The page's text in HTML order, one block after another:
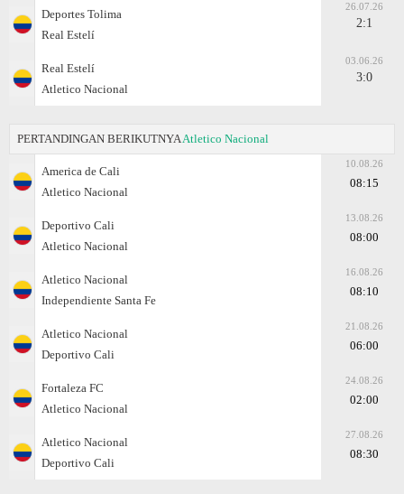
Deportes Tolima
Real Estelí
26.07.26
2:1
Real Estelí
Atletico Nacional
03.06.26
3:0
PERTANDINGAN BERIKUTNYA Atletico Nacional
America de Cali
Atletico Nacional
10.08.26
08:15
Deportivo Cali
Atletico Nacional
13.08.26
08:00
Atletico Nacional
Independiente Santa Fe
16.08.26
08:10
Atletico Nacional
Deportivo Cali
21.08.26
06:00
Fortaleza FC
Atletico Nacional
24.08.26
02:00
Atletico Nacional
Deportivo Cali
27.08.26
08:30